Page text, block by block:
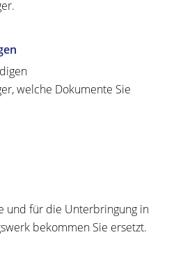
welche Dokumente Sie
und für die Unterbringung in
bekommen Sie ersetzt.